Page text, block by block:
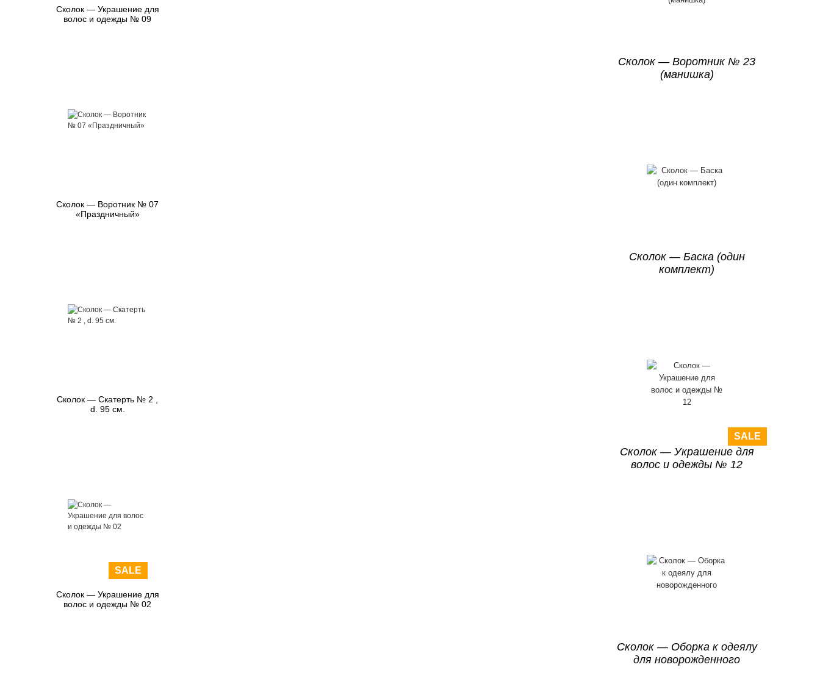
Сколок — Украшение для
волос и одежды № 09
Сколок — Воротник № 07
«Праздничный»
Сколок — Скатерть № 2 ,
d. 95 см.
SALE
Сколок — Украшение для
волос и одежды № 02
Сколок — Воротник № 23
(манишка)
Сколок — Баска (один
комплект)
SALE
Сколок — Украшение для
волос и одежды № 12
Сколок — Оборка к одеялу
для новорожденного